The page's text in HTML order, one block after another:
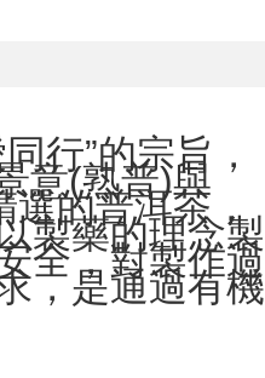
行”的宗旨，
意(熟普)與
選的普洱茶，
製藥的理念製
全，對製作過
，是通過有機